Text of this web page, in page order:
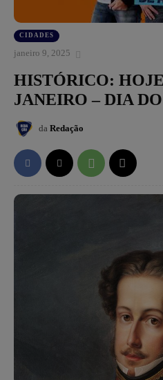
CIDADES
janeiro 9, 2025
HISTÓRICO:
JANEIRO – DIA
da Redação